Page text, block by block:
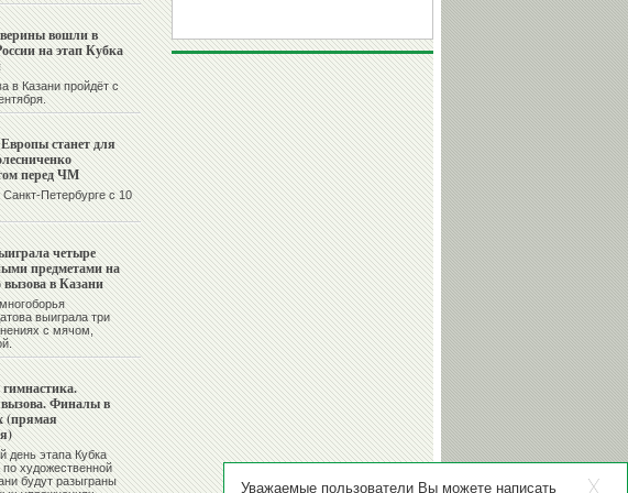
вошли в
на этап Кубка
в Казани пройдёт с
станет для
перед ЧМ
Петербурге с 10
четыре
предметами на
в Казани
выиграла три
с мячом,
Финалы в
(прямая
день этапа Кубка
художественной
будут разыграны
Уважаемые пользователи Вы можете написать